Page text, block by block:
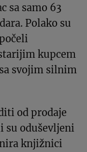
sa samo 63
Polako su
kupcem
svojim silnim
od prodaje
su oduševljeni
knjižnici